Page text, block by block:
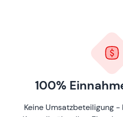
100%
Keine Umsatzbeteiligung